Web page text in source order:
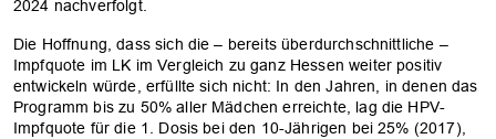
2024 nachverfolgt.
Die Hoffnung, dass sich die – bereits überdurchschnittliche –
Impfquote im LK im Vergleich zu ganz Hessen weiter positiv
entwickeln würde, erfüllte sich nicht: In den Jahren, in denen das
Programm bis zu 50% aller Mädchen erreichte, lag die HPV-
Impfquote für die 1. Dosis bei den 10-Jährigen bei 25% (2017),